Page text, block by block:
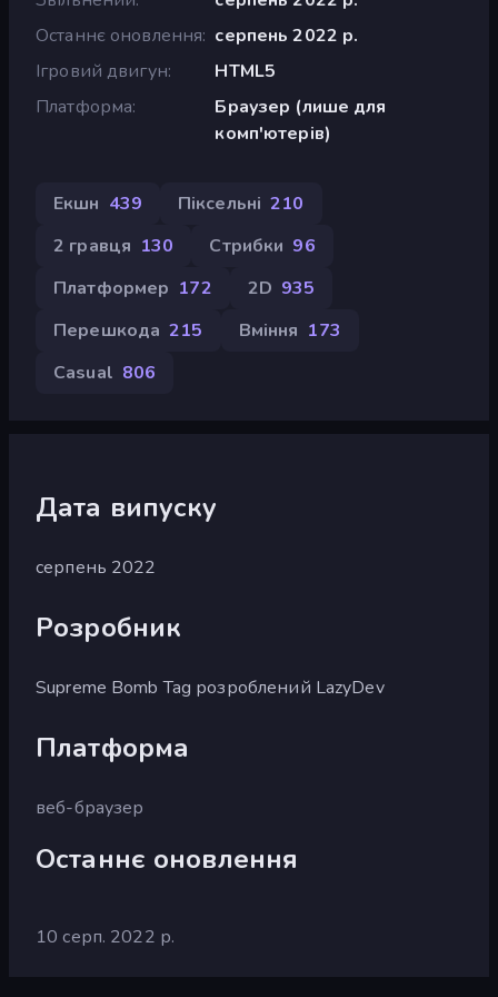
Останнє оновлення серпень 2022 р.
Ігровий двигун
HTML5
Платформа
Браузер (лише для
комп'ютерів)
Екшн 439 Піксельні 210
2 гравця 130 Стрибки 96
Платформер 172 2D 935
Перешкода 215 Вміння 173
Casual 806
Дата випуску
серпень 2022
Розробник
Supreme Bomb Tag розроблений LazyDev
Платформа
веб-браузер
Останнє оновлення
10 серп. 2022 р.